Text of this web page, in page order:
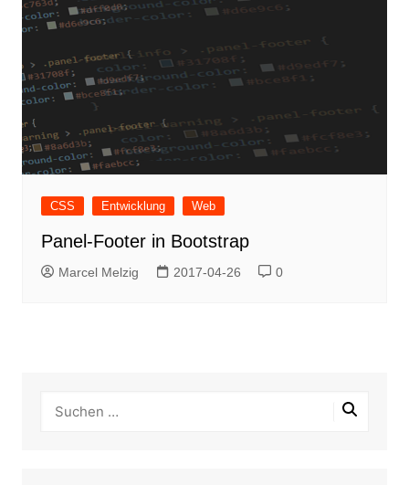
CSS Entwicklung Web
Panel-Footer in Bootstrap
Marcel Melzig 2017-04-26 0